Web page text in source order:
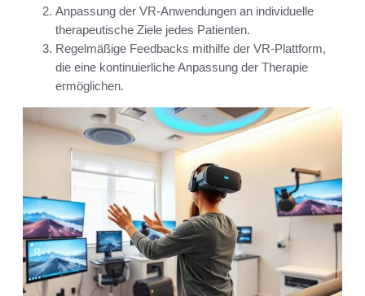
Anpassung der VR-Anwendungen an individuelle
therapeutische Ziele jedes Patienten.
Regelmäßige Feedbacks mithilfe der VR-Plattform,
die eine kontinuierliche Anpassung der Therapie
ermöglichen.